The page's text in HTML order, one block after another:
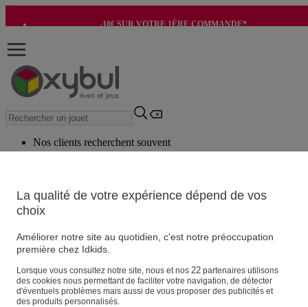
-10€ SUR VOTRE 1ÈRE COMMANDE*
Nos clients recherchent souvent
Conseils suggérés
Produits suggérés
Vos informations personnelles
Suivre une commande
Magasin
La qualité de votre expérience dépend de vos
choix
Améliorer notre site au quotidien, c'est notre préoccupation
première chez Idkids.
Lorsque vous consultez notre site, nous et nos 22partenaires utilisons
des cookies nous permettant de faciliter votre navigation, de détecter
d'éventuels problèmes mais aussi de vous proposer des publicités et
des produits personnalisés.